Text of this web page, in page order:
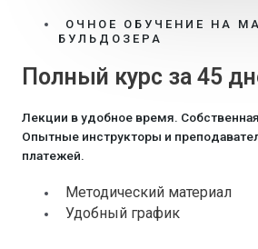
ОЧНОЕ ОБУЧЕНИЕ НА
БУЛЬДОЗЕРА
Полный курс за 45
Лекции в удобное время.
Опытные инструкторы и
платежей.
Методический материал
Удобный график